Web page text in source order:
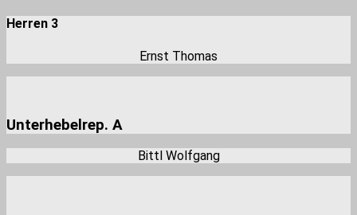
Herren 3
Ernst Thomas
Unterhebelrep. A
Bittl Wolfgang